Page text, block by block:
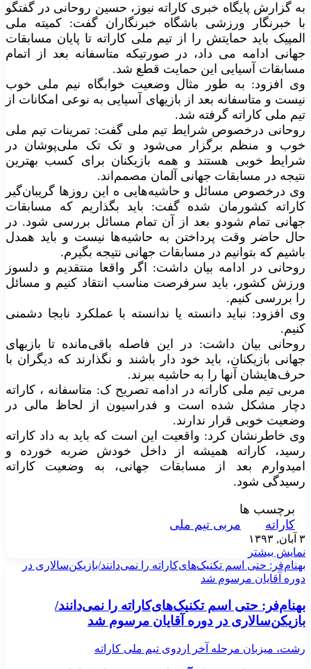
به گزارش پایگاه خبری کاراته نیوز، حسین روحانی در گفتگو
با خبرنگار ورزشی باشگاه خبرنگاران گفت: کمیته ملی
المپیک باید حمایتش را از تیم ملی کاراته تا پایان مسابقات
جهانی ادامه می داد، در صورتیکه متاسفانه بعد از اتمام
مسابقات آسیایی این حمایت قطع شد.
وی افزود: به طور مثال وضعیت خوابگاه نیم ملی خوب
نیست و متاسفانه بعد از بازیهای آسیایی به نوعی امکانات از
تیم ملی کاراته گرفته شد.
روحانی درخصوص شرایط تیم ملی گفت: تمرینات تیم ملی
خوب و منظم برگزار می‌شود و تک تک ملی‌پوشان در
شرایط خوبی هستند و همه بازیکنان برای کسب بهترین
نتیجه در مسابقات جهانی آلمان مصمم‌اند.
وی درخصوص مسائل و حاشیه‌هایی ه این روزها گریبان‌گیر
کاراته کشورمان شده گفت: باید بگذاریم که مسابقات
جهانی تمام شودو بعد از آن تمام مسائل بررسی شود. در
حال حاضر وقت پرداختن به حاشیه‌ها نیست و باید همدل
باشیم که بتوانیم در مسابقات جهانی نتیجه بگیرم.
روحانی در ادامه بیان داشت: اگر واقعا منتقدیم و دلسوز
ورزش کشور، باید سرفرصت مناسب انتقاد کنیم و مسائل
را بررسی کنیم.
وی افزود: نباید دانسته یا ندانسته با عملکرد نابجا دشمنی
کنیم.
روحانی بیان داشت: در این فاصله باقی‌مانده تا بازیهای
جهانی بازیکنان، باید خود دار باشند و نگذارند که دیگران با
حرف‌هایشان آنها را به حاشیه ببرند.
مربی تیم ملی کاراته در ادامه تصریح ک: متاسفانه ، کاراته
دچار مشکل شده است و فدراسیون از لحاظ مالی در
وضعیت خوبی قرار ندارند.
وی خاطرنشان کرد: واقعیت این است که باید به داد کاراته
رسید، کاراته همیشه از داخل خودش ضربه خورده و
امیدوارم بعد از مسابقات جهانی، به وضعیت کاراته
رسیدگی شود.
برچسب ها
کاراته
مربی تیم ملی
۳ آبان, ۱۳۹۳
نمایش بیشتر
بهنام‌فر: حتی اسم تکنیک‌های‌کاراته را نمی‌دانند/بازیکن‌سالاری در
دوره آقایان مرسوم شد
بهنام‌فر: حتی اسم تکنیک‌های‌کاراته را نمی‌دانند/
بازیکن‌سالاری در دوره آقایان مرسوم شد
رشت، میزبان مرحله آخر اردوی تیم ملی کاراته